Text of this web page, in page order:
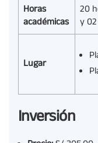
Horas
académicas
20
y
Lugar
Inversión